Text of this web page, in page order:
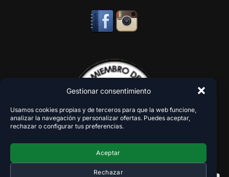
Gestionar consentimiento
Usamos cookies propias y de terceros para que la web funcione,
analizar la navegación y personalizar ofertas. Puedes aceptar,
rechazar o configurar tus preferencias.
Aceptar
Rechazar